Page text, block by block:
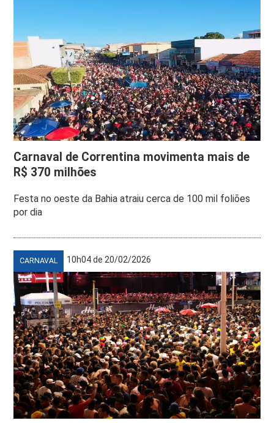
Carnaval de Correntina movimenta mais de
R$ 370 milhões
Festa no oeste da Bahia atraiu cerca de 100 mil foliões
por dia
CARNAVAL 10h04 de 20/02/2026